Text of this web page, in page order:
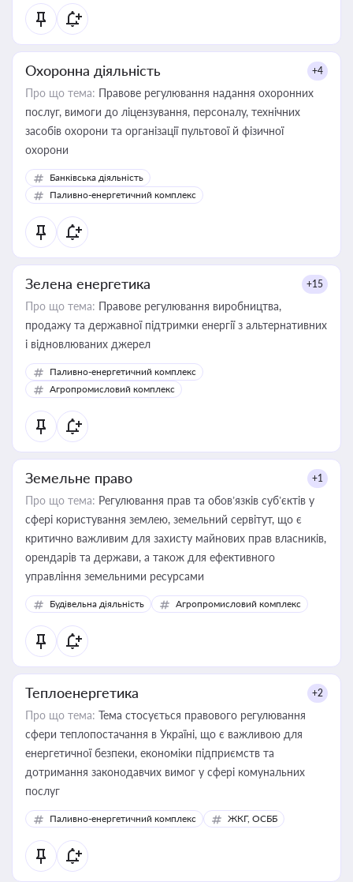
Охоронна діяльність +4
Про що тема: Правове регулювання надання охоронних
послуг, вимоги до ліцензування, персоналу, технічних
засобів охорони та організації пультової й фізичної
охорони
Банківська діяльність
Паливно-енергетичний комплекс
Зелена енергетика +15
Про що тема: Правове регулювання виробництва,
продажу та державної підтримки енергії з альтернативних
і відновлюваних джерел
Паливно-енергетичний комплекс
Агропромисловий комплекс
Земельне право +1
Про що тема: Регулювання прав та обов’язків суб’єктів у
сфері користування землею, земельний сервітут, що є
критично важливим для захисту майнових прав власників,
орендарів та держави, а також для ефективного
управління земельними ресурсами
Будівельна діяльність Агропромисловий комплекс
Теплоенергетика +2
Про що тема: Тема стосується правового регулювання
сфери теплопостачання в Україні, що є важливою для
енергетичної безпеки, економіки підприємств та
дотримання законодавчих вимог у сфері комунальних
послуг
Паливно-енергетичний комплекс ЖКГ, ОСББ